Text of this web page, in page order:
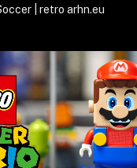
| retro arhn.eu